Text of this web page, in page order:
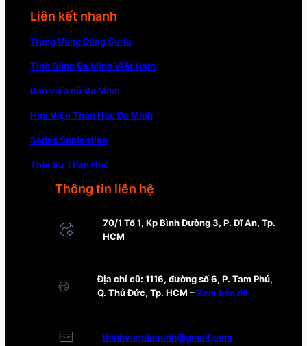
Liên kết nhanh
Trung Ương Dòng Curia
Tỉnh Dòng Đa Minh Việt Nam
Đan viện nữ Đa Minh
Học Viện Thần Học Đa Minh
Sedes Sapientiae
Thời Sự Thần Học
Thông tin liên hệ
70/1 Tổ 1, Kp Bình Đường 3, P. Dĩ An, Tp.
HCM
Địa chỉ cũ: 1116, đường số 6, P. Tam Phú,
Q. Thủ Đức, Tp. HCM –Xem bản đồ
thinhviendaminh@gmail.com